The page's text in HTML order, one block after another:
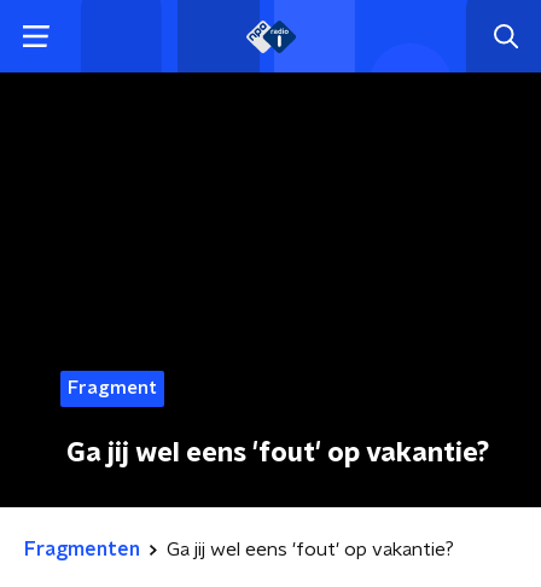
Fragment
Ga jij wel eens 'fout' op vakantie?
Fragmenten Ga jij wel eens 'fout' op vakantie?